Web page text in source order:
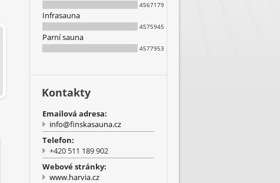
4567179
Infrasauna
4575945
Parní sauna
4577953
Kontakty
Emailová adresa:
info@finskasauna.cz
Telefon:
+420 511 189 902
Webové stránky:
www.harvia.cz